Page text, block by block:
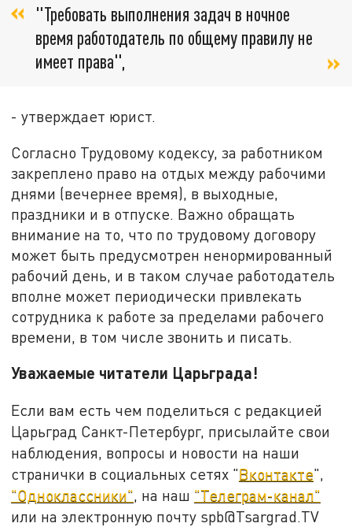
"Требовать выполнения задач в ночное
время работодатель по общему правилу не
имеет права",
- утверждает юрист.
Согласно Трудовому кодексу, за работником
закреплено право на отдых между рабочими
днями (вечернее время), в выходные,
праздники и в отпуске. Важно обращать
внимание на то, что по трудовому договору
может быть предусмотрен ненормированный
рабочий день, и в таком случае работодатель
вполне может периодически привлекать
сотрудника к работе за пределами рабочего
времени, в том числе звонить и писать.
Уважаемые читатели Царьграда!
Если вам есть чем поделиться с редакцией
Царьград Санкт-Петербург, присылайте свои
наблюдения, вопросы и новости на наши
странички в социальных сетях "Вконтакте",
"Одноклассники", на наш "Телеграм-канал"
или на электронную почту spb@Tsargrad.TV